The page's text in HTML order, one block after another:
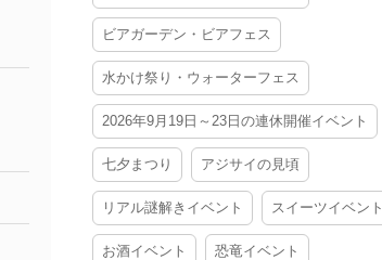
ビアガーデン・ビアフェス
水かけ祭り・ウォーターフェス
2026年9月19日～23日の連休開催イベント
七夕まつり アジサイの見頃
リアル謎解きイベント スイーツイベント
お酒イベント 恐竜イベント